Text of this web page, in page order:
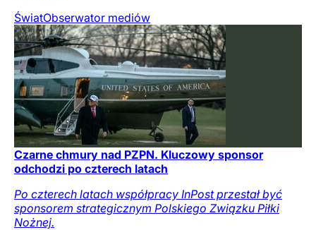
ŚwiatObserwator mediów
Czarne chmury nad PZPN. Kluczowy sponsor
odchodzi po czterech latach
Po czterech latach współpracy InPost przestał być
sponsorem strategicznym Polskiego Związku Piłki
Nożnej.